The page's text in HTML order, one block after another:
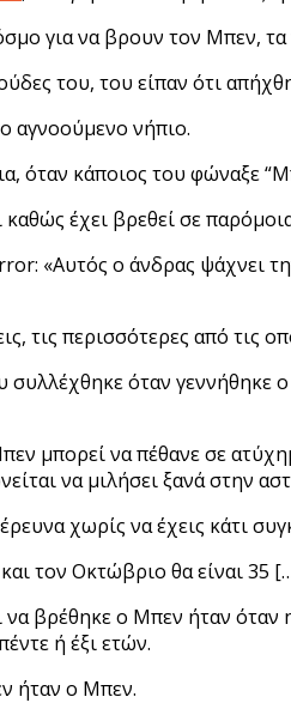
για να βρουν τον Μπεν, τα
του, του είπαν ότι
αγνοούμενο νήπιο.
όταν κάποιος του φώναξε
έχει βρεθεί σε
«Αυτός ο άνδρας ψάχνει
τις περισσότερες από τις
συλλέχθηκε όταν
μπορεί να πέθανε σε
να μιλήσει ξανά στην
χωρίς να έχεις κάτι
τον Οκτώβριο θα είναι 35
να βρέθηκε ο Μπεν ήταν
ή έξι ετών.
ήταν ο Μπεν.